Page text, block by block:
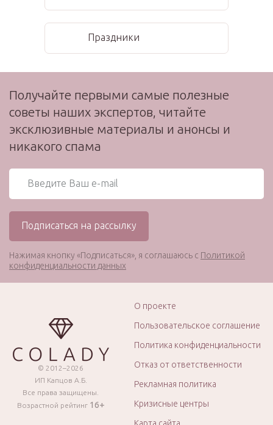
Праздники
Получайте первыми самые полезные
советы наших экспертов, читайте
эксклюзивные материалы и анонсы и
никакого спама
Нажимая кнопку «Подписаться», я соглашаюсь с Политикой
конфиденциальности данных
© 2012–2026
ИП Капцов А.Б.
Все права защищены.
Возрастной рейтинг 16+
О проекте
Пользовательское соглашение
Политика конфиденциальности
Отказ от ответственности
Рекламная политика
Кризисные центры
Карта сайта